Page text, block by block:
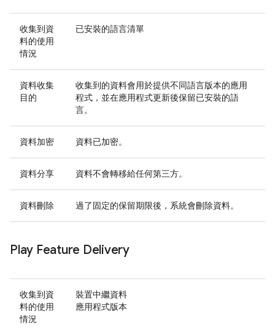
收集到資
料的使用
情況
已安裝的語言清單
資料收集
目的
收集到的資料會用於提供不同語言版本的應用
程式，並在應用程式更新後保留已安裝的語
言。
資料加密 資料已加密。
資料分享 資料不會轉移給任何第三方。
資料刪除 過了固定的保留期限後，系統會刪除資料。
Play Feature Delivery
收集到資
料的使用
情況
裝置中繼資料
應用程式版本